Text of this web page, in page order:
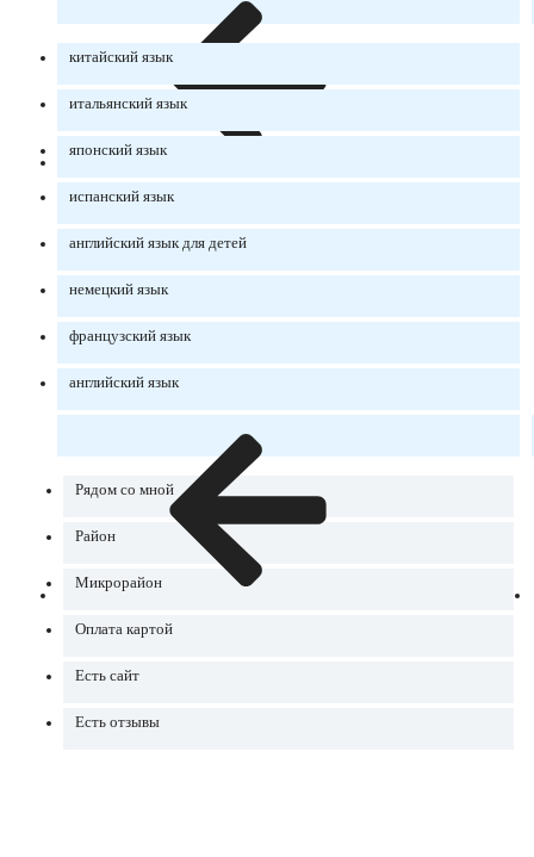
китайский язык
итальянский язык
японский язык
испанский язык
английский язык для детей
немецкий язык
французский язык
английский язык
Рядом со мной
Район
Микрорайон
Оплата картой
Есть сайт
Есть отзывы